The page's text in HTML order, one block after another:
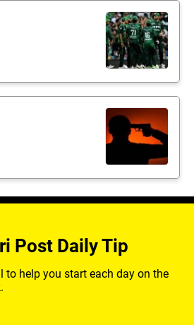
Post Daily Tip
to help you start each day on the